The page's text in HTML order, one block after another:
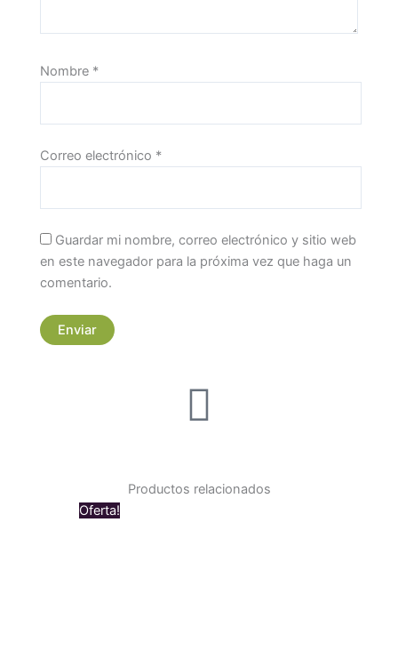
Nombre *
Correo electrónico *
Guardar mi nombre, correo electrónico y sitio web
en este navegador para la próxima vez que haga un
comentario.
Productos relacionados
Oferta!